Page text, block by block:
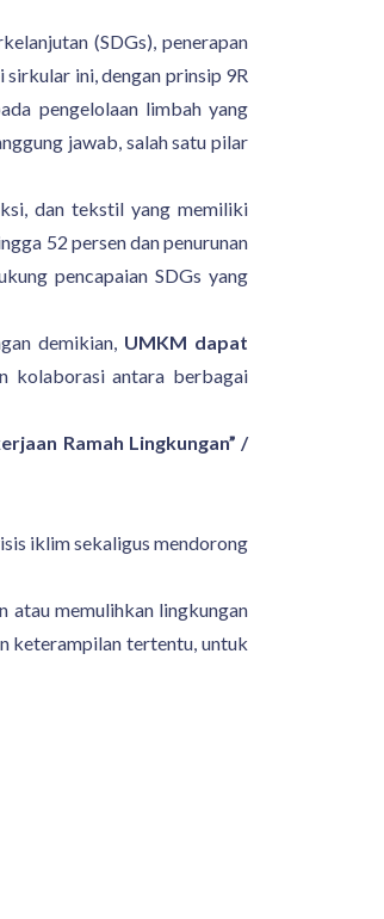
(SDGs), penerapan
ini, dengan prinsip 9R
pengelolaan limbah yang
jawab, salah satu pilar
dan tekstil yang memiliki
52 persen dan penurunan
pencapaian SDGs yang
demikian, UMKM dapat
kolaborasi antara berbagai
Ramah Lingkungan” /
iklim sekaligus mendorong
atau memulihkan lingkungan
keterampilan tertentu, untuk